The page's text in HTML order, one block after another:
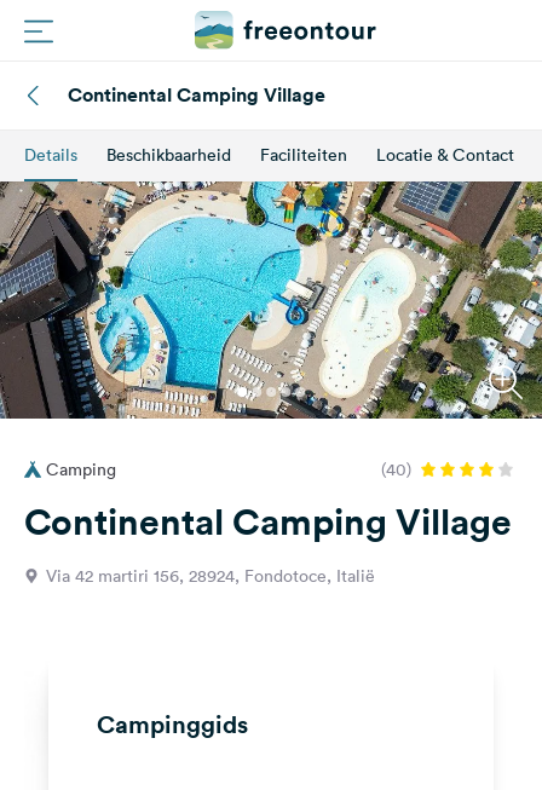
Campings
Magazine
Partners
Registreren
Inloggen
Vragen &
Feedback
Continental Camping Village
Details Beschikbaarheid Faciliteiten Locatie & Contact
Camping (40)
Continental Camping Village
Via 42 martiri 156, 28924, Fondotoce, Italië
Campinggids